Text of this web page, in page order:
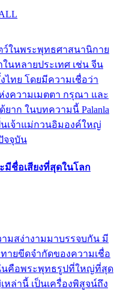
ว์ในพระพุทธศาสนานิกาย
นหลายประเทศ เช่น จีน
ไทย โดยมีความเชื่อว่า
ความเมตตา กรุณา และ
าก ในบทความนี้ Palanla
เจ้าแม่กวนอิมองค์ใหญ่
จจุบัน
ชื่อเสียงที่สุดในโลก
มสง่างามมาบรรจบกัน มี
ายขีดจำกัดของความเชื่อ
นคือพระพุทธรูปที่ใหญ่ที่สุด
ล่านี้ เป็นเครื่องพิสูจน์ถึง